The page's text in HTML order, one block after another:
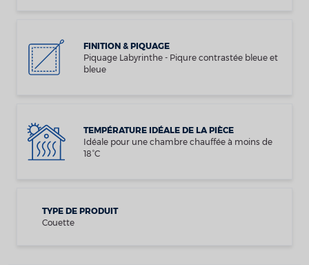
FINITION & PIQUAGE
Piquage Labyrinthe - Piqure contrastée bleue et
bleue
TEMPÉRATURE IDÉALE DE LA PIÈCE
Idéale pour une chambre chauffée à moins de
18°C
TYPE DE PRODUIT
Couette